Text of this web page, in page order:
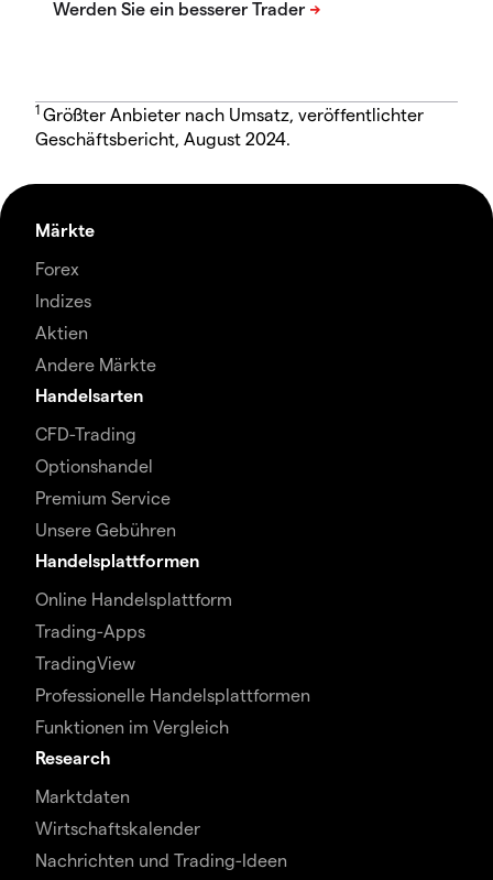
1 Größter Anbieter nach Umsatz, veröffentlichter
Geschäftsbericht, August 2024.
Märkte
Forex
Indizes
Aktien
Andere Märkte
Handelsarten
CFD-Trading
Optionshandel
Premium Service
Unsere Gebühren
Handelsplattformen
Online Handelsplattform
Trading-Apps
TradingView
Professionelle Handelsplattformen
Funktionen im Vergleich
Research
Marktdaten
Wirtschaftskalender
Nachrichten und Trading-Ideen